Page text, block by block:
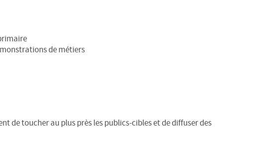
de métiers
de toucher au plus près les publics-cibles et de diffuser des